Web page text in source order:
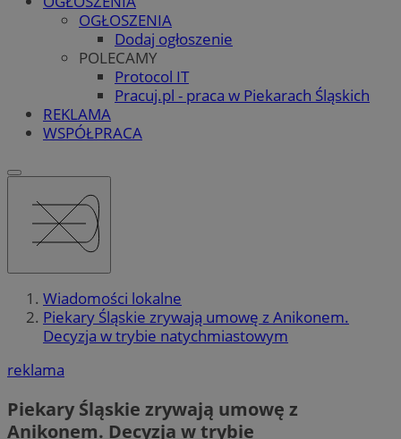
OGŁOSZENIA
Dodaj ogłoszenie
POLECAMY
Protocol IT
Pracuj.pl - praca w Piekarach Śląskich
REKLAMA
WSPÓŁPRACA
Wiadomości lokalne
Piekary Śląskie zrywają umowę z Anikonem.
Decyzja w trybie natychmiastowym
reklama
Piekary Śląskie zrywają umowę z
Anikonem. Decyzja w trybie